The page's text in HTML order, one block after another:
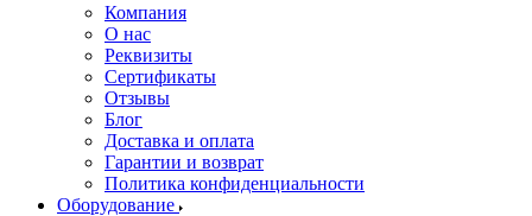
Компания
О нас
Реквизиты
Сертификаты
Отзывы
Блог
Доставка и оплата
Гарантии и возврат
Политика конфиденциальности
Оборудование